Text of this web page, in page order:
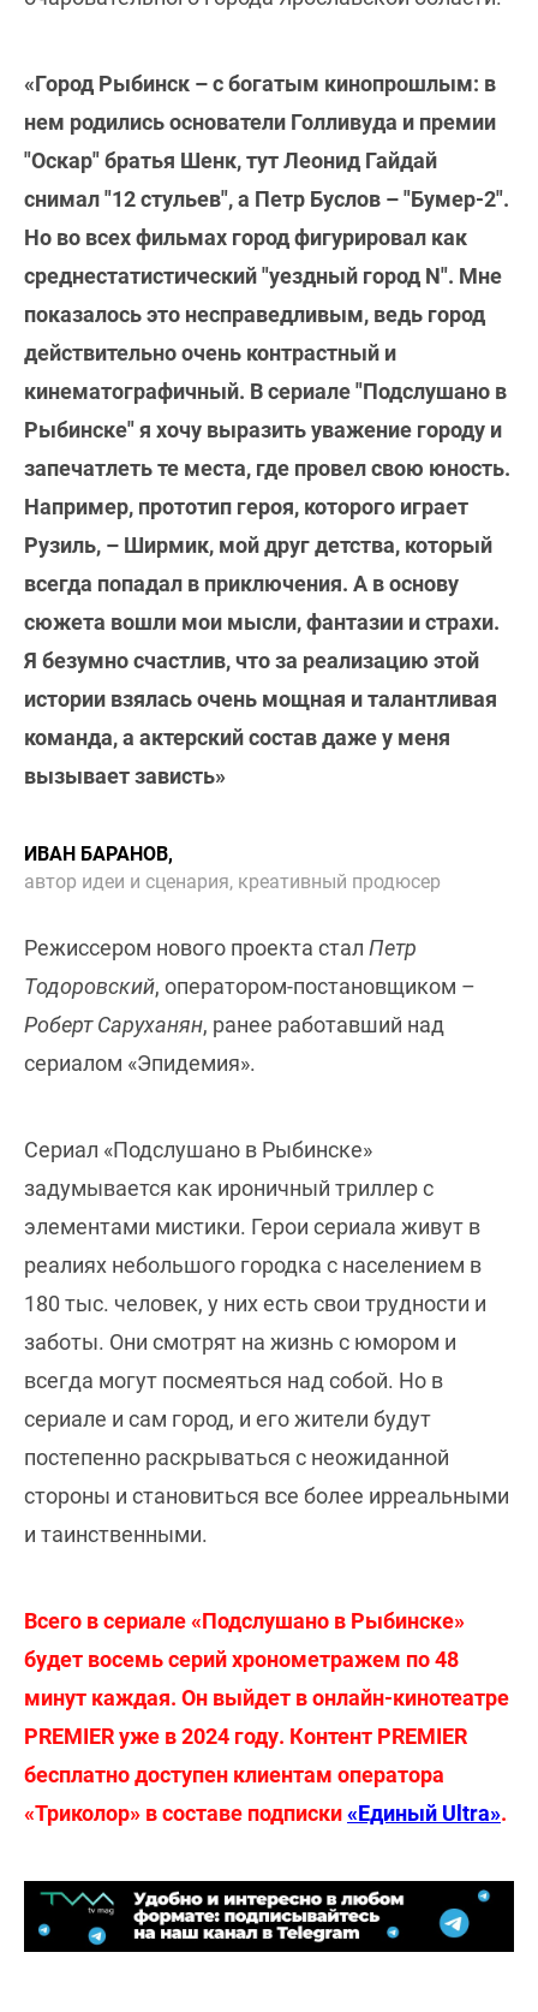
«Город Рыбинск – с богатым кинопрошлым: в
нем родились основатели Голливуда и премии
"Оскар" братья Шенк, тут Леонид Гайдай
снимал "12 стульев", а Петр Буслов – "Бумер-2".
Но во всех фильмах город фигурировал как
среднестатистический "уездный город N". Мне
показалось это несправедливым, ведь город
действительно очень контрастный и
кинематографичный. В сериале "Подслушано в
Рыбинске" я хочу выразить уважение городу и
запечатлеть те места, где провел свою юность.
Например, прототип героя, которого играет
Рузиль, – Ширмик, мой друг детства, который
всегда попадал в приключения. А в основу
сюжета вошли мои мысли, фантазии и страхи.
Я безумно счастлив, что за реализацию этой
истории взялась очень мощная и талантливая
команда, а актерский состав даже у меня
вызывает зависть»
ИВАН БАРАНОВ,
автор идеи и сценария, креативный продюсер
Режиссером нового проекта стал Петр
Тодоровский, оператором-постановщиком –
Роберт Саруханян, ранее работавший над
сериалом «Эпидемия».
Сериал «Подслушано в Рыбинске»
задумывается как ироничный триллер с
элементами мистики. Герои сериала живут в
реалиях небольшого городка с населением в
180 тыс. человек, у них есть свои трудности и
заботы. Они смотрят на жизнь с юмором и
всегда могут посмеяться над собой. Но в
сериале и сам город, и его жители будут
постепенно раскрываться с неожиданной
стороны и становиться все более ирреальными
и таинственными.
Всего в сериале «Подслушано в Рыбинске»
будет восемь серий хронометражем по 48
минут каждая. Он выйдет в онлайн-кинотеатре
PREMIER уже в 2024 году. Контент PREMIER
бесплатно доступен клиентам оператора
«Триколор» в составе подписки«Единый Ultra».